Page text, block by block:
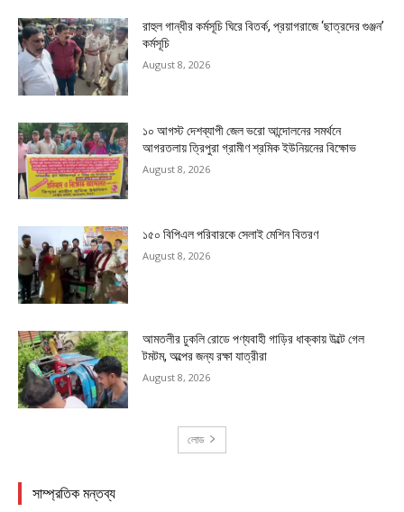
রাহুল গান্ধীর কর্মসূচি ঘিরে বিতর্ক, প্রয়াগরাজে ‘ছাত্রদের গুঞ্জন’
কর্মসূচি
August 8, 2026
১০ আগস্ট দেশব্যাপী জেল ভরো আন্দোলনের সমর্থনে
আগরতলায় ত্রিপুরা গ্রামীণ শ্রমিক ইউনিয়নের বিক্ষোভ
August 8, 2026
১৫০ বিপিএল পরিবারকে সেলাই মেশিন বিতরণ
August 8, 2026
আমতলীর ঢুকলি রোডে পণ্যবাহী গাড়ির ধাক্কায় উল্টে গেল
টমটম, অল্পের জন্য রক্ষা যাত্রীরা
August 8, 2026
লোড
সাম্প্রতিক মন্তব্য